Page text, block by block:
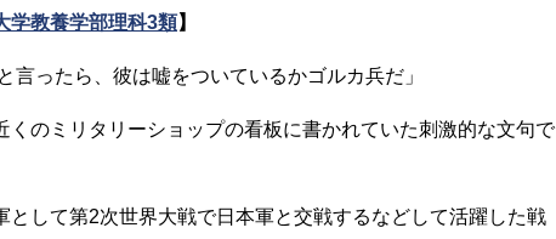
学教養学部理科3類】
言ったら、彼は嘘をついているかゴルカ兵だ」
のミリタリーショップの看板に書かれていた刺激的な文句で
して第2次世界大戦で日本軍と交戦するなどして活躍した戦